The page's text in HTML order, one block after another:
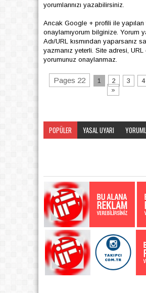
yorumlarınızı yazabilirsiniz.
Ancak Google + profili ile yapılan
onaylamıyorum bilginize. Yorum
Adı/URL kısmından yaparsanız
yazmanız yeterli. Site adresi, URL
yorumunuz onaylanmaz.
Pages 22 1 2 3 4
»
POPÜLER YASAL UYARI